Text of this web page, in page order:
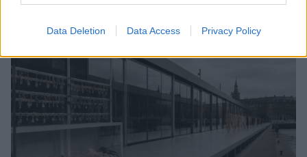
Data Deletion Data Access Privacy Policy